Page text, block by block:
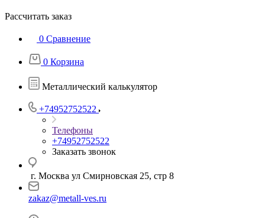
Рассчитать заказ
0 Сравнение
0 Корзина
Металлический калькулятор
+74952752522
Телефоны
+74952752522
Заказать звонок
г. Москва ул Смирновская 25, стр 8
zakaz@metall-ves.ru